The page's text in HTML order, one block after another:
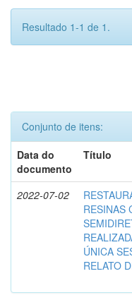
Resultado 1-1 de 1.
Conjunto de itens:
Data do
documento
Título
2022-07-02
RESINAS
ÚNICA
RELATO